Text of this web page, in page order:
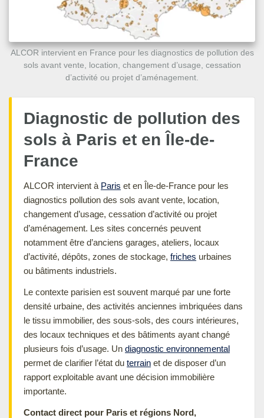
ALCOR intervient en France pour les diagnostics de pollution des
sols avant vente, location, changement d’usage, cessation
d’activité ou projet d’aménagement.
Diagnostic de pollution des
sols à Paris et en Île-de-
France
ALCOR intervient à Paris et en Île-de-France pour les
diagnostics pollution des sols avant vente, location,
changement d’usage, cessation d’activité ou projet
d’aménagement. Les sites concernés peuvent
notamment être d’anciens garages, ateliers, locaux
d’activité, dépôts, zones de stockage, friches urbaines
ou bâtiments industriels.
Le contexte parisien est souvent marqué par une forte
densité urbaine, des activités anciennes imbriquées dans
le tissu immobilier, des sous-sols, des cours intérieures,
des locaux techniques et des bâtiments ayant changé
plusieurs fois d’usage. Un diagnostic environnemental
permet de clarifier l’état du terrain et de disposer d’un
rapport exploitable avant une décision immobilière
importante.
Contact direct pour Paris et régions Nord,